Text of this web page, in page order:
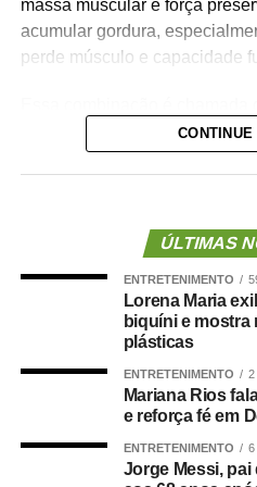
massa muscular e força
acumular gordura,
perde músculo e capacidade
Ela reúne dois problemas
muscular. Além de aumentar
quedas, diabetes e doenças
evidências mostram que essa
estar associada a maior risco
O que a ciência
Um grande estudo publicado
CONTINUE
ÚLTIMAS
ENTRETENIMENTO
Lorena Maria
biquíni e
plásticas
ENTRETENIMENTO 2
Mariana Rios
e reforça fé em
ENTRETENIMENTO 6
Jorge Messi,